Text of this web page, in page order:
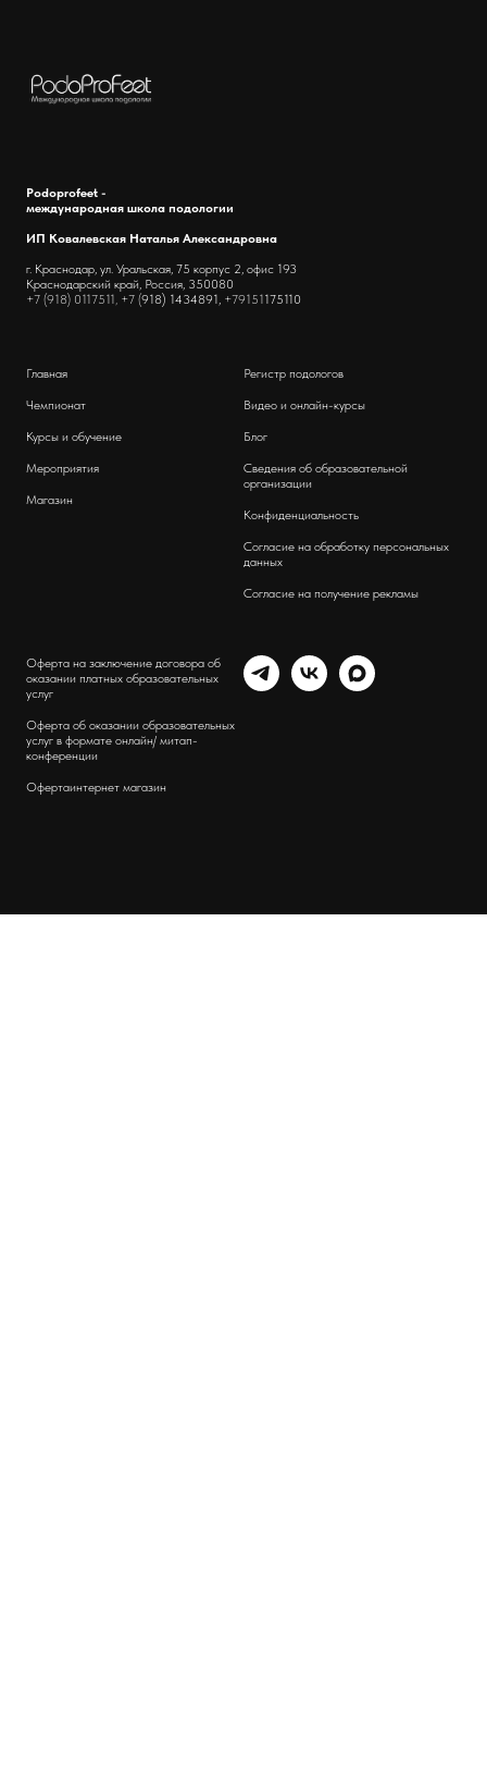
Podoprofeet -
международная школа подологии
ИП Ковалевская Наталья Александровна
г. Краснодар, ул. Уральская, 75 корпус 2, офис 193
Краснодарский край, Россия, 350080
+7 (918) 0117511, +7 (918) 1434891, +79151175110
Главная
Чемпионат
Курсы и обучение
Мероприятия
Магазин
Регистр подологов
Видео и онлайн-курсы
Блог
Сведения об образовательной
организации
Конфиденциальность
Согласие на обработку персональных
данных
Согласие на получение рекламы
Оферта на заключение договора об
оказании платных образовательных
услуг
Оферта об оказании образовательных
услуг в формате онлайн/ митап-
конференции
Офертаинтернет магазин